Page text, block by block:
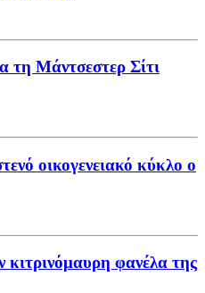
τη Μάντσεστερ Σίτι
οικογενειακό κύκλο ο
φανέλα της